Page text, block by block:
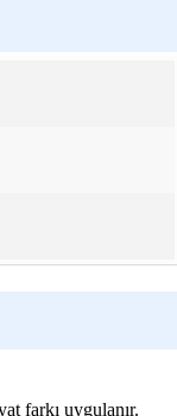
farkı uygulanır.